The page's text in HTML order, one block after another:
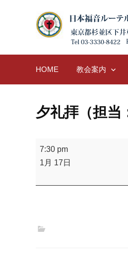
HOME 教会案内
夕礼拝（担当
夕
礼
（担
田
7:30 pm
1月 17日